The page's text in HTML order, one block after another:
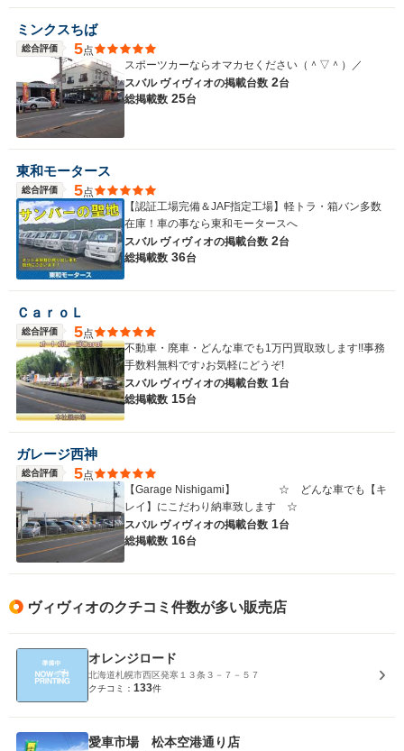
ミンクスちば
総合評価 5点
スポーツカーならオマカセください（＾▽＾）／
スバル ヴィヴィオの掲載台数 2台
総掲載数 25台
東和モータース
総合評価 5点
【認証工場完備＆JAF指定工場】軽トラ・箱バン多数
在庫！車の事なら東和モータースへ
スバル ヴィヴィオの掲載台数 2台
総掲載数 36台
ＣａｒｏＬ
総合評価 5点
不動車・廃車・どんな車でも1万円買取致します!!事務
手数料無料です♪お気軽にどうぞ!
スバル ヴィヴィオの掲載台数 1台
総掲載数 15台
ガレージ西神
総合評価 5点
【Garage Nishigami】 ☆ どんな車でも【キ
レイ】にこだわり納車致します ☆
スバル ヴィヴィオの掲載台数 1台
総掲載数 16台
ヴィヴィオのクチコミ件数が多い販売店
オレンジロード
北海道札幌市西区発寒１３条３－７－５７
クチコミ： 133件
愛車市場 松本空港通り店